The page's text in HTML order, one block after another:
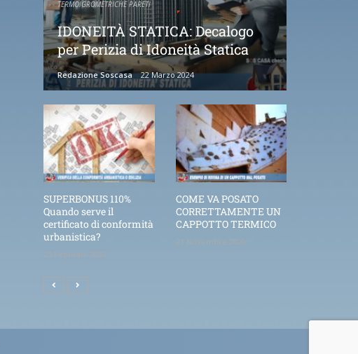
TERMOIGROMETRICHE PARETI
IDONEITÀ STATICA: Decalogo
per Perizia di Idoneità Statica
Redazione Soscasa 22 Marzo 2024
SUPERBONUS 110%
Quando serve il
certificato di conformità
urbanistica?
25 Febbraio 2021
COME VA POSATO
CORRETTAMENTE UN
CAPPOTTO TERMICO
21 Novembre 2020